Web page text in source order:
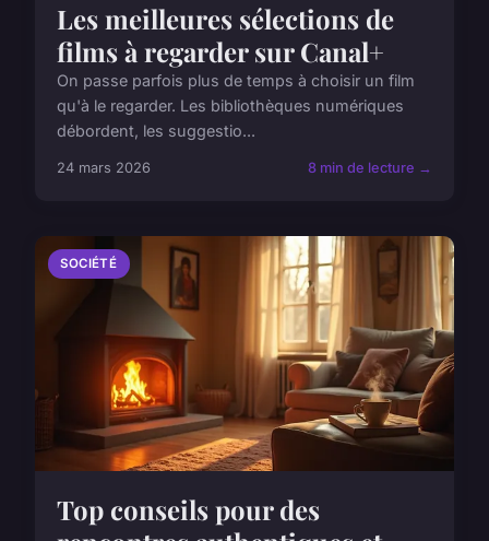
Les meilleures sélections de
films à regarder sur Canal+
On passe parfois plus de temps à choisir un film
qu'à le regarder. Les bibliothèques numériques
débordent, les suggestio...
24 mars 2026 8 min de lecture →
SOCIÉTÉ
Top conseils pour des